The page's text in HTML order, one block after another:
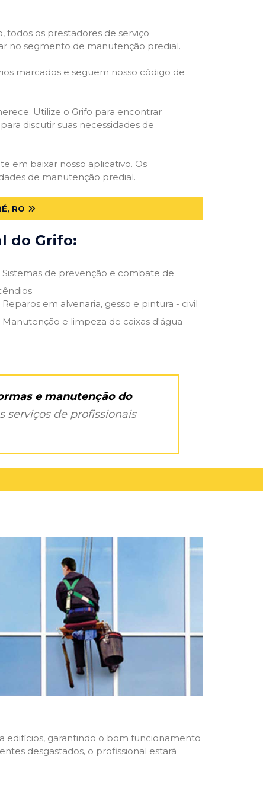
todos os prestadores de serviço
no segmento de manutenção predial.
marcados e seguem nosso código de
Utilize o Grifo para encontrar
discutir suas necessidades de
em baixar nosso aplicativo. Os
de manutenção predial.
RO
do Grifo:
Sistemas de prevenção e combate de
Reparos em alvenaria, gesso e pintura - civil
Manutenção e limpeza de caixas d'água
e manutenção do
serviços de profissionais
edifícios, garantindo o bom funcionamento
desgastados, o profissional estará